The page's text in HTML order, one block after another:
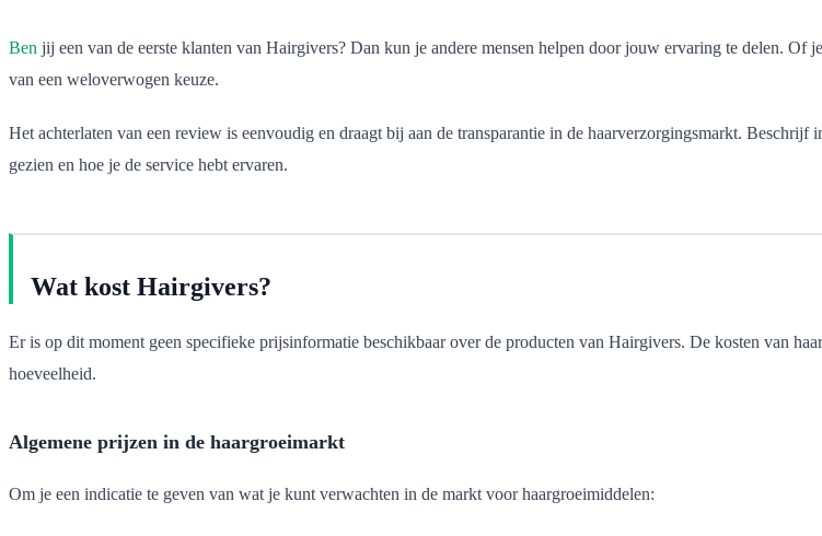
Ben jij een van de eerste klanten van Hairgivers? Dan kun je andere mensen helpen door jouw ervaring te delen.
van een weloverwogen keuze.
Het achterlaten van een review is eenvoudig en draagt bij aan de transparantie in de haarverzorgingsmarkt.
gezien en hoe je de service hebt ervaren.
Wat kost Hairgivers?
Er is op dit moment geen specifieke prijsinformatie beschikbaar over de producten van Hairgivers. De kosten van
hoeveelheid.
Algemene prijzen in de haargroeimarkt
Om je een indicatie te geven van wat je kunt verwachten in de markt voor haargroeimiddelen: